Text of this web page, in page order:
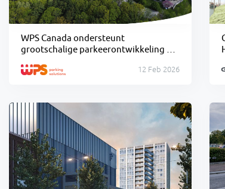
WPS Canada ondersteunt
grootschalige parkeerontwikkeling bij
12 Feb 2026